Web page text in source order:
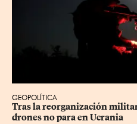
GEOPOLÍTICA
Tras la reorganización
drones no para en Ucrania